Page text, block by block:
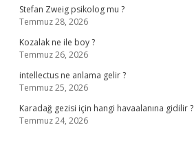
Stefan Zweig psikolog mu ?
Temmuz 28, 2026
Kozalak ne ile boy ?
Temmuz 26, 2026
intellectus ne anlama gelir ?
Temmuz 25, 2026
Karadağ gezisi için hangi havaalanına gidilir ?
Temmuz 24, 2026